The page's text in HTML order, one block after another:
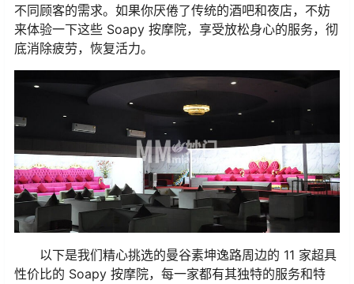
不同顾客的需求。如果你厌倦了传统的酒吧和夜店，不妨
来体验一下这些 Soapy 按摩院，享受放松身心的服务，彻
底消除疲劳，恢复活力。
以下是我们精心挑选的曼谷素坤逸路周边的 11 家超具
性价比的 Soapy 按摩院，每一家都有其独特的服务和特